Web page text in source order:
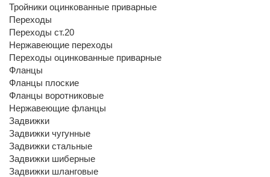
Тройники оцинкованные приварные
Переходы
Переходы ст.20
Нержавеющие переходы
Переходы оцинкованные приварные
Фланцы
Фланцы плоские
Фланцы воротниковые
Нержавеющие фланцы
Задвижки
Задвижки чугунные
Задвижки стальные
Задвижки шиберные
Задвижки шланговые